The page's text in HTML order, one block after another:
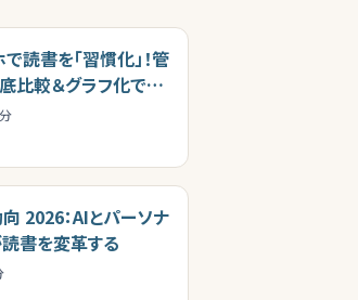
で読書を「習慣化」！管
比較＆グラフ化で成
分
2026：AIとパーソナ
書を変革する